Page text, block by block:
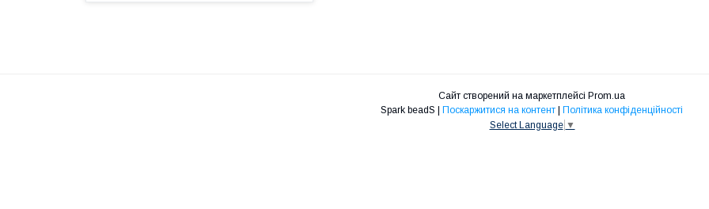
Сайт створений на маркетплейсі Prom.ua
Поскаржитися на контент
Політика конфіденційності
Select Language ▼